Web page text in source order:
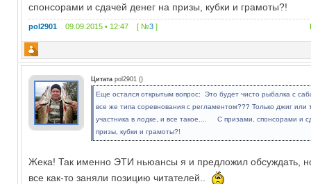
спонсорами и сдачей денег на призы, кубки и грамоты?!
pol2901 09.09.2015 • 12:47 [ №3 ]
Цитата pol2901 ()
Еще остался открытым вопрос: Это будет чисто рыбалка с
все же типа соревнования с регламентом??? Только джиг или
участника в лодке, и все такое.... С призами, спонсорами и
призы, кубки и грамоты?!
Жека! Так именно ЭТИ ньюансы я и предложил обсуждать,
все как-то заняли позицию читателей..